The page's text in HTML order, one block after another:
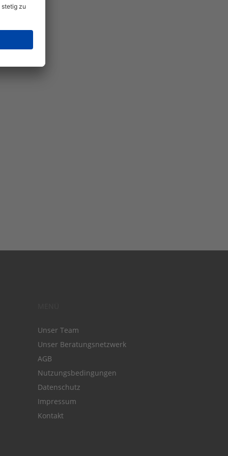
Unser Team
Unser Beratungsnetzwerk
AGB
Nutzungsbedingungen
Datenschutz
Impressum
Kontakt